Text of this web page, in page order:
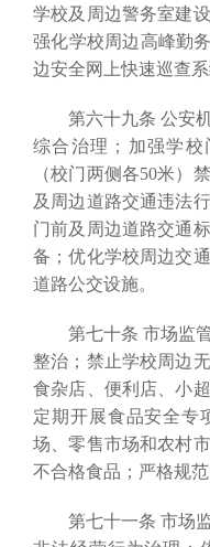
学校及周边警务室建
强化学校周边高峰勤
边安全网上快速巡查系
第六十九条 公安机
综合治理；加强学校
（校门两侧各50米）
及周边道路交通违法
门前及周边道路交通
备；优化学校周边交
道路公交设施。
第七十条 市场监管
整治；禁止学校周边
食杂店、便利店、小
定期开展食品安全专
场、零售市场和农村
不合格食品；严格规
第七十一条 市场监